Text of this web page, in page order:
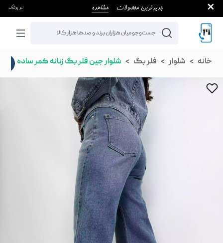
خانه شلوار فلر بگ شلوار جین فلر بگ زنانه کمر ساده